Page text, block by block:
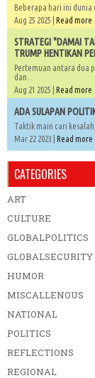
Beberapa hari ini dunia
Aug 25 2025 | Read more
STRATEGI "DAMAI
TRUMP HENTIKAN
Pertemuan antara dua
dan...
Aug 21 2025 | Read more
ADA SULAPAN
Taktik main cari
Mar 22 2023 | Read more
CATEGORIES
ART
CULTURE
GLOBALPOLITICS
GLOBALSECURITY
HUMOR
MISCALLENOUS
NATIONAL
POLITICS
REFLECTIONS
REGIONAL